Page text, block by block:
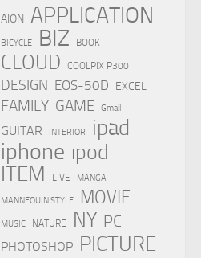
AION APPLICATION
BICYCLE BIZ BOOK
CLOUD COOLPIX P300
DESIGN EOS-50D EXCEL
FAMILY GAME Gmail
GUITAR INTERIOR ipad
iphone ipod
ITEM
LIVE MANGA
MANNEQUIN STYLE MOVIE
MUSIC NATURE NY PC
PHOTOSHOP PICTURE